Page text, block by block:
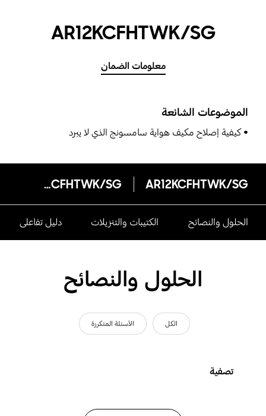
AR12KCFHTWK/SG
معلومات الضمان
الموضوعات الشائعة
كيفية إصلاح مكيف هواية سامسونج الذي لا يبرد
AR12KCFHTWK/SG
AR12KCFHTWK/SG
الحلول والنصائح الكتيبات والتنزيلات دليل تفاعلى
الحلول والنصائح
الكل الأسئلة المتكررة
تصفية